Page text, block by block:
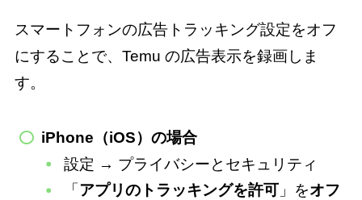
スマートフォンの広告トラッキング設定をオフ
にすることで、Temu の広告表示を録画しま
す。
iPhone（iOS）の場合
設定 → プライバシーとセキュリティ
「 アプリのトラッキングを許可 」をオフ